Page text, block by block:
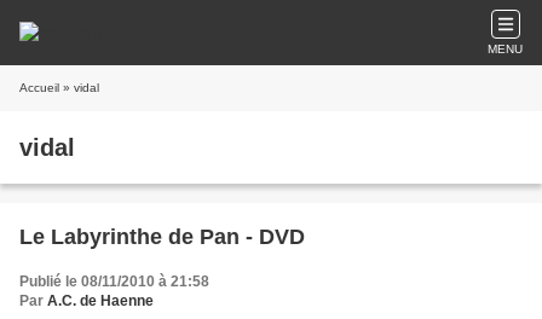
MENU
Accueil » vidal
vidal
Le Labyrinthe de Pan - DVD
Publié le 08/11/2010 à 21:58
Par A.C. de Haenne